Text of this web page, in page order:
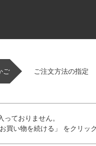
ご ご注文方法の指定
ておりません。
買い物を続ける」 をクリッ